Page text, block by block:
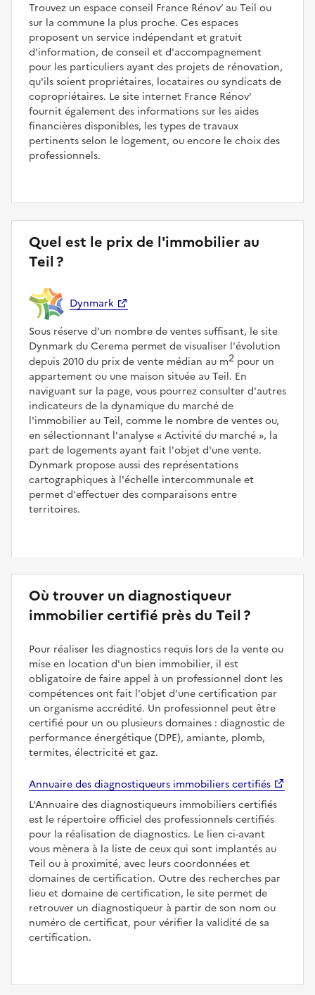
Trouvez un espace conseil France Rénov’ au Teil ou
sur la commune la plus proche. Ces espaces
proposent un service indépendant et gratuit
d'information, de conseil et d'accompagnement
pour les particuliers ayant des projets de rénovation,
qu'ils soient propriétaires, locataires ou syndicats de
copropriétaires. Le site internet France Rénov'
fournit également des informations sur les aides
financières disponibles, les types de travaux
pertinents selon le logement, ou encore le choix des
professionnels.
Quel est le prix de l'immobilier au
Teil ?
Dynmark
Sous réserve d'un nombre de ventes suffisant, le site
Dynmark du Cerema permet de visualiser l'évolution
depuis 2010 du prix de vente médian au m2 pour un
appartement ou une maison située au Teil. En
naviguant sur la page, vous pourrez consulter d'autres
indicateurs de la dynamique du marché de
l'immobilier au Teil, comme le nombre de ventes ou,
en sélectionnant l'analyse
Activité du marché , la
part de logements ayant fait l'objet d'une vente.
Dynmark propose aussi des représentations
cartographiques à l'échelle intercommunale et
permet d'effectuer des comparaisons entre
territoires.
Où trouver un diagnostiqueur
immobilier certifié près du Teil ?
Pour réaliser les diagnostics requis lors de la vente ou
mise en location d'un bien immobilier, il est
obligatoire de faire appel à un professionnel dont les
compétences ont fait l'objet d'une certification par
un organisme accrédité. Un professionnel peut être
certifié pour un ou plusieurs domaines : diagnostic de
performance énergétique (DPE), amiante, plomb,
termites, électricité et gaz.
Annuaire des diagnostiqueurs immobiliers certifiés
L'Annuaire des diagnostiqueurs immobiliers certifiés
est le répertoire officiel des professionnels certifiés
pour la réalisation de diagnostics. Le lien ci-avant
vous mènera à la liste de ceux qui sont implantés au
Teil ou à proximité, avec leurs coordonnées et
domaines de certification. Outre des recherches par
lieu et domaine de certification, le site permet de
retrouver un diagnostiqueur à partir de son nom ou
numéro de certificat, pour vérifier la validité de sa
certification.